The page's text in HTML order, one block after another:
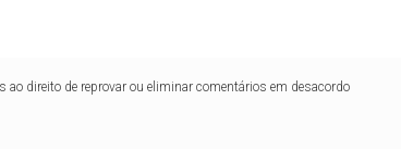
direito de reprovar ou eliminar comentários em desacordo